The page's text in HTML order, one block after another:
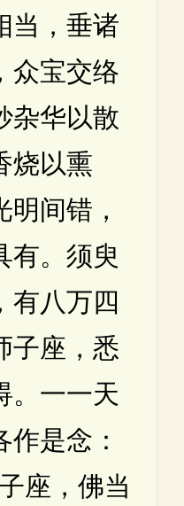
当，垂诸
众宝交络
杂华以散
烧以熏
间错，
有。须臾
有八万四
子座，悉
。一一天
是念：
座，佛当